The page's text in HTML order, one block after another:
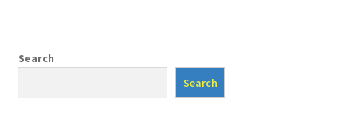
Search
Search